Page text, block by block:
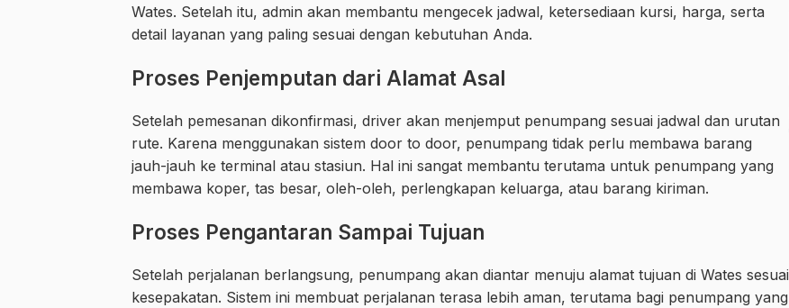
Wates. Setelah itu, admin akan membantu mengecek jadwal, ketersediaan kursi, harga, serta
detail layanan yang paling sesuai dengan kebutuhan Anda.
Proses Penjemputan dari Alamat Asal
Setelah pemesanan dikonfirmasi, driver akan menjemput penumpang sesuai jadwal dan urutan
rute. Karena menggunakan sistem door to door, penumpang tidak perlu membawa barang
jauh-jauh ke terminal atau stasiun. Hal ini sangat membantu terutama untuk penumpang yang
membawa koper, tas besar, oleh-oleh, perlengkapan keluarga, atau barang kiriman.
Proses Pengantaran Sampai Tujuan
Setelah perjalanan berlangsung, penumpang akan diantar menuju alamat tujuan di Wates sesuai
kesepakatan. Sistem ini membuat perjalanan terasa lebih aman, terutama bagi penumpang yang